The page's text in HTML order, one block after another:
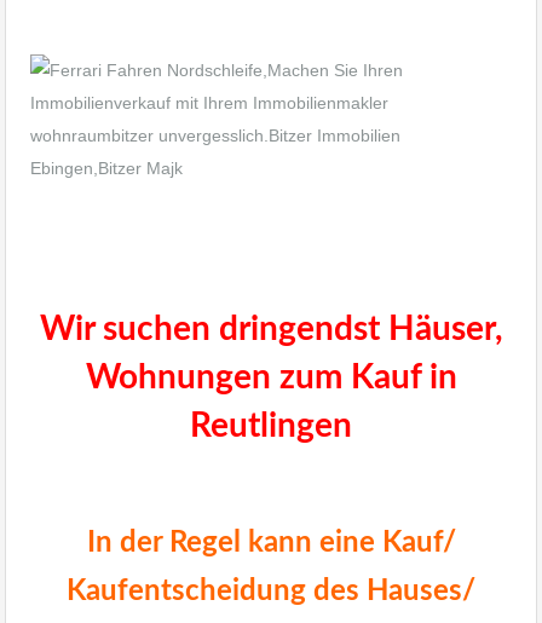
Wir suchen dringendst Häuser,
Wohnungen zum Kauf in
Reutlingen
In der Regel kann eine Kauf/
Kaufentscheidung des Hauses/